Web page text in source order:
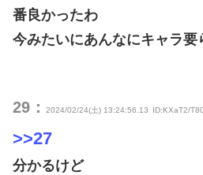
番良かったわ
今みたいにあんなにキャラ要
29： 2024/02/24(土) 13:24:56.13 ID:KXaT2/T80
>>27
分かるけど